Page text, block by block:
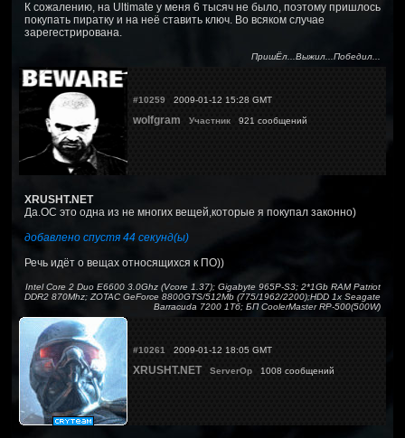
К сожалению, на Ultimate у меня 6 тысяч не было, поэтому пришлось
покупать пиратку и на неё ставить ключ. Во всяком случае
зарегестрирована.
ПришЁл...Выжил...Победил...
#10259 2009-01-12 15:28 GMT
wolfgram Участник 921 сообщений
XRUSHT.NET
Да.ОС это одна из не многих вещей,которые я покупал законно)
добавлено спустя 44 секунд(ы)
Речь идёт о вещах относящихся к ПО))
Intel Core 2 Duo E6600 3.0Ghz (Vcore 1.37); Gigabyte 965P-S3; 2*1Gb RAM Patriot
DDR2 870Mhz; ZOTAC GeForce 8800GTS/512Mb (775/1962/2200);HDD 1x Seagate
Barracuda 7200 1Тб; БП CoolerMaster RP-500(500W)
#10261 2009-01-12 18:05 GMT
XRUSHT.NET ServerOp 1008 сообщений